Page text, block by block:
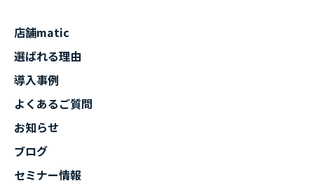
店舗matic
選ばれる理由
導入事例
よくあるご質問
お知らせ
ブログ
セミナー情報